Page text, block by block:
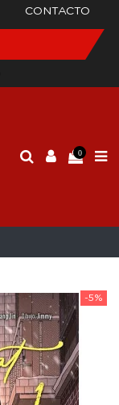
CONTACTO
0
-5%